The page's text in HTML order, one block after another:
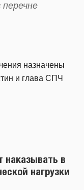
назначены
и глава СПЧ
наказывать в
нагрузки